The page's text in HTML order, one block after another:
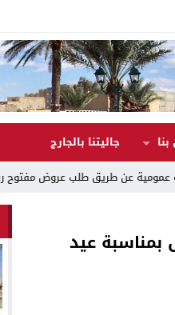
جاليتنا بالجارج
طلب عروض مفتوح رقم 17/2026
عيد